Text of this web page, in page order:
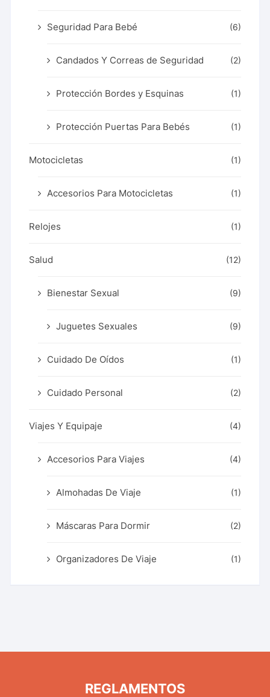
Seguridad Para Bebé (6)
Candados Y Correas de Seguridad (2)
Protección Bordes y Esquinas (1)
Protección Puertas Para Bebés (1)
Motocicletas (1)
Accesorios Para Motocicletas (1)
Relojes (1)
Salud (12)
Bienestar Sexual (9)
Juguetes Sexuales (9)
Cuidado De Oídos (1)
Cuidado Personal (2)
Viajes Y Equipaje (4)
Accesorios Para Viajes (4)
Almohadas De Viaje (1)
Máscaras Para Dormir (2)
Organizadores De Viaje (1)
REGLAMENTOS